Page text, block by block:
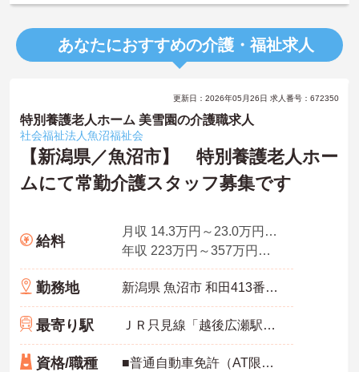
あなたにおすすめの介護・福祉求人
更新日：2026年05月26日 求人番号：672350
特別養護老人ホーム 美雪園の介護職求人
社会福祉法人魚沼福祉会
【新潟県／魚沼市】 特別養護老人ホー
ムにて常勤介護スタッフ募集です
給料
月収 14.3万円～23.0万円程度（諸手当込み）
年収 223万円～357万円程度（諸手当込み）
勤務地 新潟県 魚沼市 和田413番地1
最寄り駅 ＪＲ只見線「越後広瀬駅」徒歩7分
資格/職種 ■普通自動車免許（AT限定可）お持ちの方 ※介護福祉士、実務者研修（ホームヘルパー1級）、介護職員初任者研修（ホームヘルパー2級）お持ちの方は尚良し ※無資格者応相談